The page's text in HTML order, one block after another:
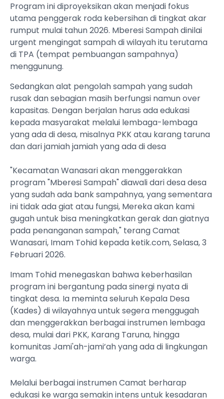
Program ini diproyeksikan akan menjadi fokus
utama penggerak roda kebersihan di tingkat akar
rumput mulai tahun 2026. Mberesi Sampah dinilai
urgent mengingat sampah di wilayah itu terutama
di TPA (tempat pembuangan sampahnya)
menggunung.
Sedangkan alat pengolah sampah yang sudah
rusak dan sebagian masih berfungsi namun over
kapasitas. Dengan berjalan harus ada edukasi
kepada masyarakat melalui lembaga-lembaga
yang ada di desa, misalnya PKK atau karang taruna
dan dari jamiah jamiah yang ada di desa
‎"Kecamatan Wanasari akan menggerakkan
program "Mberesi Sampah" diawali dari desa desa
yang sudah ada bank sampahnya, yang sementara
ini tidak ada giat atau fungsi, Mereka akan kami
gugah untuk bisa meningkatkan gerak dan giatnya
pada penanganan sampah," terang Camat
Wanasari, Imam Tohid kepada ketik.com, Selasa, 3
Februari 2026.
‎Imam Tohid menegaskan bahwa keberhasilan
program ini bergantung pada sinergi nyata di
tingkat desa. Ia meminta seluruh Kepala Desa
(Kades) di wilayahnya untuk segera menggugah
dan menggerakkan berbagai instrumen lembaga
desa, mulai dari PKK, Karang Taruna, hingga
komunitas Jami'ah-jami’ah yang ada di lingkungan
warga.
‎Melalui berbagai instrumen Camat berharap
edukasi ke warga semakin intens untuk kesadaran